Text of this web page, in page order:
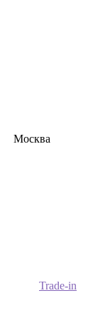
Москва
Trade-in